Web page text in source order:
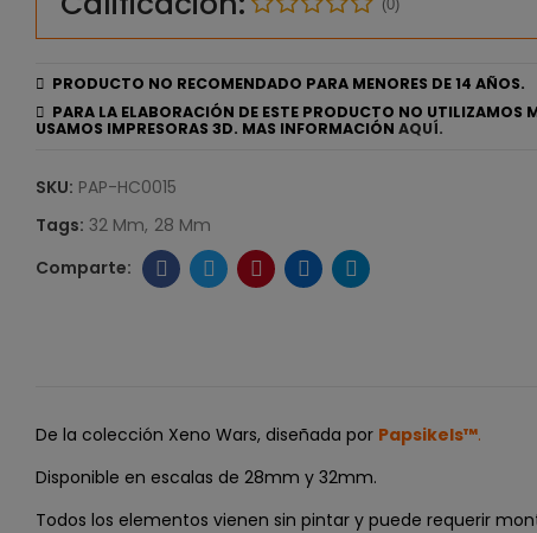
(0)
PRODUCTO NO RECOMENDADO PARA MENORES DE 14 AÑOS.
PARA LA ELABORACIÓN DE ESTE PRODUCTO NO UTILIZAMOS
USAMOS IMPRESORAS 3D. MAS INFORMACIÓN AQUÍ.
SKU: PAP-HC0015
Tags: 32 Mm 28 Mm
De la colección Xeno Wars, diseñada por Papsikels™.
Disponible en escalas de 28mm y 32mm.
Todos los elementos vienen sin pintar y puede requerir